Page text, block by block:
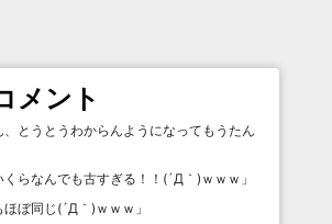
メント
、とうとうわからんようになってもうたん
くらなんでも古すぎる！！(´Д｀)ｗｗｗ 」
ほぼ同じ(´Д｀)ｗｗｗ 」